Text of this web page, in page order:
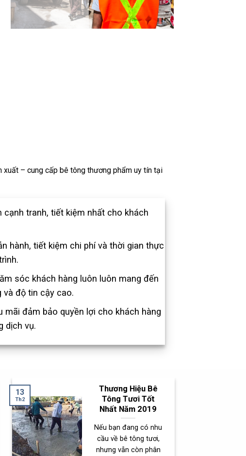
xuất – cung cấp bê tông thương phẩm uy tín tại
cạnh tranh, tiết kiệm nhất cho khách
hành, tiết kiệm chi phí và thời gian thực
sóc khách hàng luôn luôn mang đến
và độ tin cậy cao.
mãi đảm bảo quyền lợi cho khách hàng
dịch vụ.
Thương Hiệu Bê
Tông Tươi Tốt
Nhất Năm 2019
Nếu bạn đang có nhu
cầu về bê tông tươi,
nhưng vẫn còn phân
13
Th2